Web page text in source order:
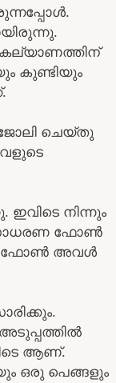
കുണ്ടിയും
ജോലി ചെയ്തു
നിന്നും
സാധരണ ഫോൺ
ഫോൺ അവൾ
ആണ്.
ഒരു പെങ്ങളും